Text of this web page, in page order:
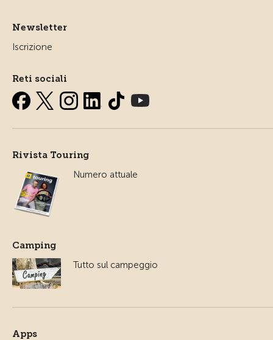
Newsletter
Iscrizione
Reti sociali
Rivista Touring
Numero attuale
Camping
Tutto sul campeggio
Apps